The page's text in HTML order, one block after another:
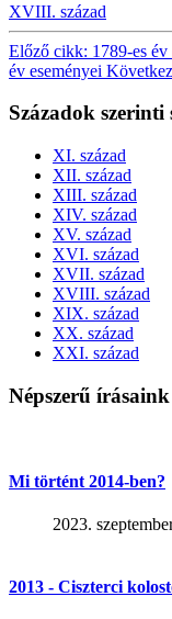
XVIII. század
Előző cikk: 1789-es év
év eseményei
Századok szerinti
XI. század
XII. század
XIII. század
XIV. század
XV. század
XVI. század
XVII. század
XVIII. század
XIX. század
XX. század
XXI. század
Népszerű írásaink
Mi történt 2014-ben?
2023.
2013 - Ciszterci